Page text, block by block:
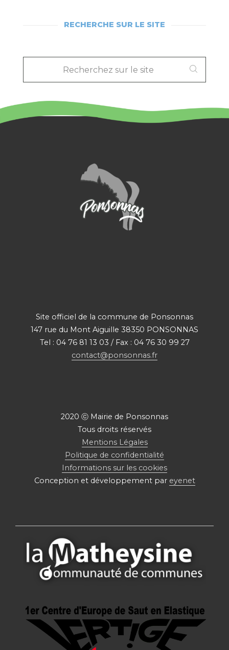
RECHERCHE SUR LE SITE
RECHERCHEZ
LE
SITE
Site officiel de la commune de Ponsonnas
147 rue du Mont Aiguille 38350 PONSONNAS
Tel : 04 76 81 13 03 / Fax : 04 76 30 99 27
contact@ponsonnas.fr
2020 ⓒ Mairie de Ponsonnas
Tous droits réservés
Mentions Légales
Politique de confidentialité
Informations sur les cookies
Conception et développement par eyenet